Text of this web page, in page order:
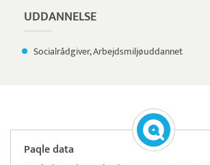
UDDANNELSE
Socialrådgiver, Arbejdsmiljøuddannet
Paqle data